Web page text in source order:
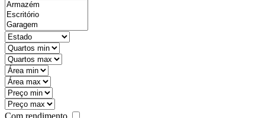
state
mintypo
maxtypo
minarea
maxarea
minprice
maxprice
Com rendimento